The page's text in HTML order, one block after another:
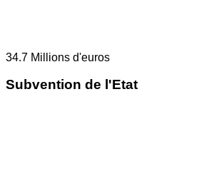
34.7 Millions d'euros
Subvention de l'Etat